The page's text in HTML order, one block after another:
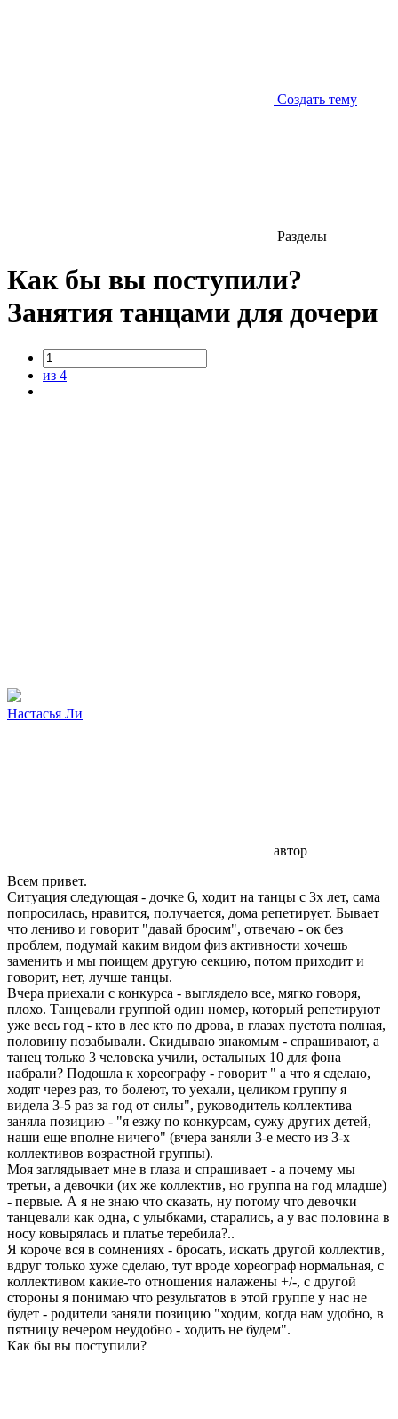
Создать тему
Разделы
Как бы вы поступили?
Занятия танцами для дочери
из 4
Настасья Ли
автор
Всем привет.
Ситуация следующая - дочке 6, ходит на танцы с 3х лет, сама
попросилась, нравится, получается, дома репетирует. Бывает
что лениво и говорит "давай бросим", отвечаю - ок без
проблем, подумай каким видом физ активности хочешь
заменить и мы поищем другую секцию, потом приходит и
говорит, нет, лучше танцы.
Вчера приехали с конкурса - выглядело все, мягко говоря,
плохо. Танцевали группой один номер, который репетируют
уже весь год - кто в лес кто по дрова, в глазах пустота полная,
половину позабывали. Скидываю знакомым - спрашивают, а
танец только 3 человека учили, остальных 10 для фона
набрали? Подошла к хореографу - говорит " а что я сделаю,
ходят через раз, то болеют, то уехали, целиком группу я
видела 3-5 раз за год от силы", руководитель коллектива
заняла позицию - "я езжу по конкурсам, сужу других детей,
наши еще вполне ничего" (вчера заняли 3-е место из 3-х
коллективов возрастной группы).
Моя заглядывает мне в глаза и спрашивает - а почему мы
третьи, а девочки (их же коллектив, но группа на год младше)
- первые. А я не знаю что сказать, ну потому что девочки
танцевали как одна, с улыбками, старались, а у вас половина в
носу ковырялась и платье теребила?..
Я короче вся в сомнениях - бросать, искать другой коллектив,
вдруг только хуже сделаю, тут вроде хореограф нормальная, с
коллективом какие-то отношения налажены +/-, с другой
стороны я понимаю что результатов в этой группе у нас не
будет - родители заняли позицию "ходим, когда нам удобно, в
пятницу вечером неудобно - ходить не будем".
Как бы вы поступили?